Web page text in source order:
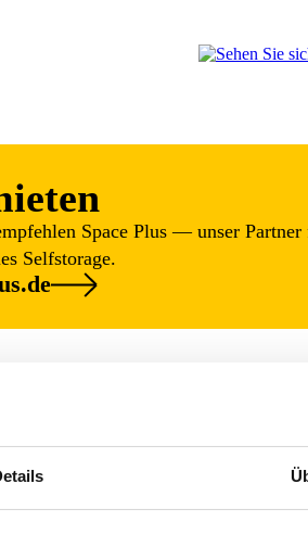
Space Plus — unser Partner
Selfstorage.